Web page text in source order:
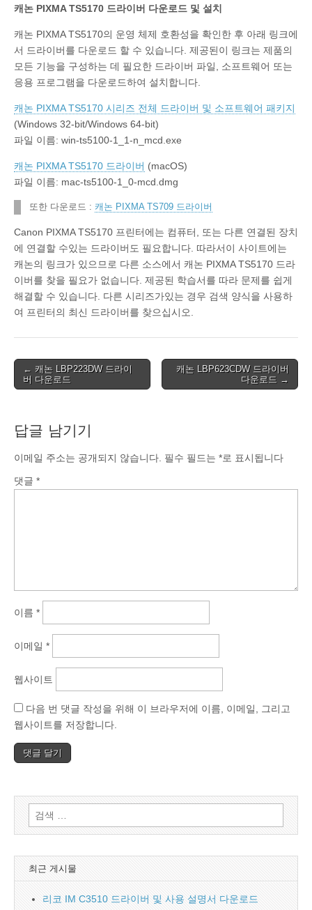
캐논 PIXMA TS5170 드라이버 다운로드 및 설치
캐논 PIXMA TS5170의 운영 체제 호환성을 확인한 후 아래 링크에
서 드라이버를 다운로드 할 수 있습니다. 제공된이 링크는 제품의
모든 기능을 구성하는 데 필요한 드라이버 파일, 소프트웨어 또는
응용 프로그램을 다운로드하여 설치합니다.
캐논 PIXMA TS5170 시리즈 전체 드라이버 및 소프트웨어 패키지
(Windows 32-bit/Windows 64-bit)
파일 이름: win-ts5100-1_1-n_mcd.exe
캐논 PIXMA TS5170 드라이버 (macOS)
파일 이름: mac-ts5100-1_0-mcd.dmg
또한 다운로드 : 캐논 PIXMA TS709 드라이버
Canon PIXMA TS5170 프린터에는 컴퓨터, 또는 다른 연결된 장치
에 연결할 수있는 드라이버도 필요합니다. 따라서이 사이트에는
캐논의 링크가 있으므로 다른 소스에서 캐논 PIXMA TS5170 드라
이버를 찾을 필요가 없습니다. 제공된 학습서를 따라 문제를 쉽게
해결할 수 있습니다. 다른 시리즈가있는 경우 검색 양식을 사용하
여 프린터의 최신 드라이버를 찾으십시오.
Post
navigation
← 캐논 LBP223DW 드라이
버 다운로드
캐논 LBP623CDW 드라이버
다운로드 →
답글 남기기
이메일 주소는 공개되지 않습니다. 필수 필드는 *로 표시됩니다
댓글 *
이름 *
이메일 *
웹사이트
다음 번 댓글 작성을 위해 이 브라우저에 이름, 이메일, 그리고
웹사이트를 저장합니다.
검
색:
최근 게시물
리코 IM C3510 드라이버 및 사용 설명서 다운로드